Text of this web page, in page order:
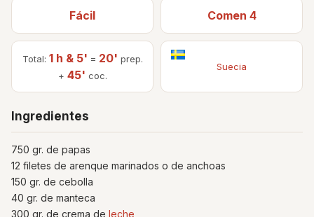
Fácil Comen 4
Total: 1 h & 5' = 20' prep.
+ 45' coc.
Suecia
Ingredientes
750 gr. de papas
12 filetes de arenque marinados o de anchoas
150 gr. de cebolla
40 gr. de manteca
300 gr. de crema de leche